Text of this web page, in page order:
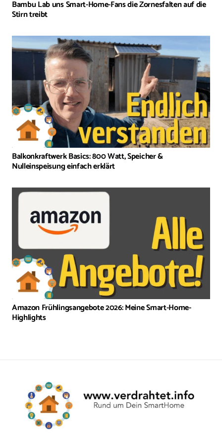
Bambu Lab uns Smart-Home-Fans die Zornesfalten auf die
Stirn treibt
Balkonkraftwerk Basics: 800 Watt, Speicher &
Nulleinspeisung einfach erklärt
Amazon Frühlingsangebote 2026: Meine Smart-Home-
Highlights